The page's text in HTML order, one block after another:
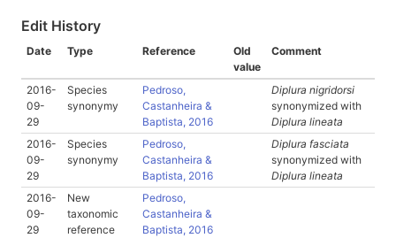
Edit History
Date Type Reference
Old
value
Comment
2016-
09-
29
Species
synonymy
Pedroso,
Castanheira &
Baptista, 2016
Diplura nigridorsi
synonymized with
Diplura lineata
2016-
09-
29
Species
synonymy
Pedroso,
Castanheira &
Baptista, 2016
Diplura fasciata
synonymized with
Diplura lineata
2016-
09-
29
New
taxonomic
reference
Pedroso,
Castanheira &
Baptista, 2016